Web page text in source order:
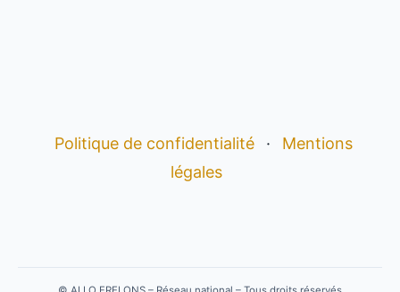
Politique de confidentialité ·
Mentions
légales